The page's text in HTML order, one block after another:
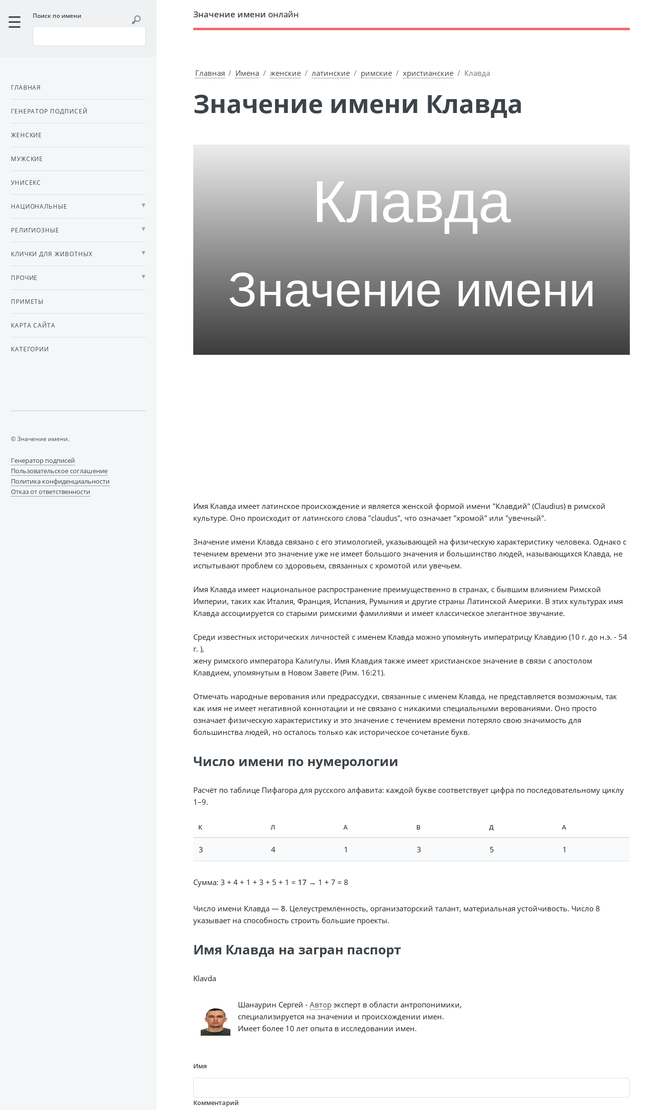
Значение имени онлайн
Главная Имена женские латинские римские христианские Клавда
Значение имени Клавда
Имя Клавда имеет латинское происхождение и является женской формой имени "Клавдий" (Claudius) в римской
культуре. Оно происходит от латинского слова "claudus", что означает "хромой" или "увечный".
Значение имени Клавда связано с его этимологией, указывающей на физическую характеристику человека. Однако с
течением времени это значение уже не имеет большого значения и большинство людей, называющихся Клавда, не
испытывают проблем со здоровьем, связанных с хромотой или увечьем.
Имя Клавда имеет национальное распространение преимущественно в странах, с бывшим влиянием Римской
Империи, таких как Италия, Франция, Испания, Румыния и другие страны Латинской Америки. В этих культурах имя
Клавда ассоциируется со старыми римскими фамилиями и имеет классическое элегантное звучание.
Среди известных исторических личностей с именем Клавда можно упомянуть императрицу Клавдию (10 г. до н.э. - 54
г. ),
жену римского императора Калигулы. Имя Клавдия также имеет христианское значение в связи с апостолом
Клавдием, упомянутым в Новом Завете (Рим. 16:21).
Отмечать народные верования или предрассудки, связанные с именем Клавда, не представляется возможным, так
как имя не имеет негативной коннотации и не связано с никакими специальными верованиями. Оно просто
означает физическую характеристику и это значение с течением времени потеряло свою значимость для
большинства людей, но осталось только как историческое сочетание букв.
Число имени по нумерологии
Расчёт по таблице Пифагора для русского алфавита: каждой букве соответствует цифра по последовательному циклу
1–9.
К Л А В Д А
3 4 1 3 5 1
Сумма: 3 + 4 + 1 + 3 + 5 + 1 = 17 → 1 + 7 = 8
Число имени Клавда — 8. Целеустремлённость, организаторский талант, материальная устойчивость. Число 8
указывает на способность строить большие проекты.
Имя Клавда на загран паспорт
Klavda
Шанаурин Сергей - Авторэксперт в области антропонимики,
специализируется на значении и происхождении имен.
Имеет более 10 лет опыта в исследовании имен.
Имя
Комментарий
Поиск по имени
ГЛАВНАЯ
ГЕНЕРАТОР ПОДПИСЕЙ
ЖЕНСКИЕ
МУЖСКИЕ
УНИСЕКС
НАЦИОНАЛЬНЫЕ
РЕЛИГИОЗНЫЕ
КЛИЧКИ ДЛЯ ЖИВОТНЫХ
ПРОЧИЕ
ПРИМЕТЫ
КАРТА САЙТА
КАТЕГОРИИ
© Значение имени.
Генератор подписей
Пользовательское соглашение
Политика конфиденциальности
Отказ от ответственности